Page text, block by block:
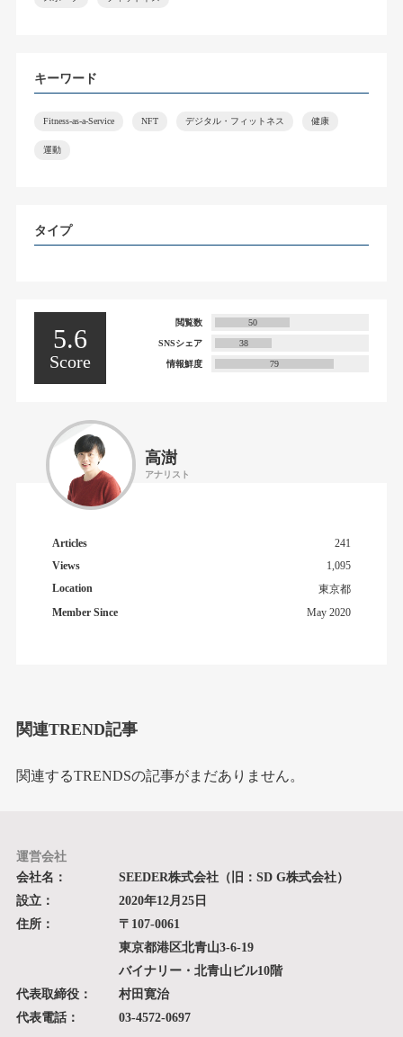
キーワード
Fitness-as-a-Service NFT デジタル・フィットネス 健康
運動
タイプ
5.6
Score
閲覧数 50
SNSシェア 38
情報鮮度 79
高澍
アナリスト
Articles
241
Views
1,095
Location
東京都
Member Since
May 2020
関連TREND記事
関連するTRENDSの記事がまだありません。
運営会社
会社名：
SEEDER株式会社（旧：SD G株式会社）
設立：
2020年12月25日
住所：
〒107-0061
東京都港区北青山3-6-19
バイナリー・北青山ビル10階
代表取締役：
村田寛治
代表電話：
03-4572-0697